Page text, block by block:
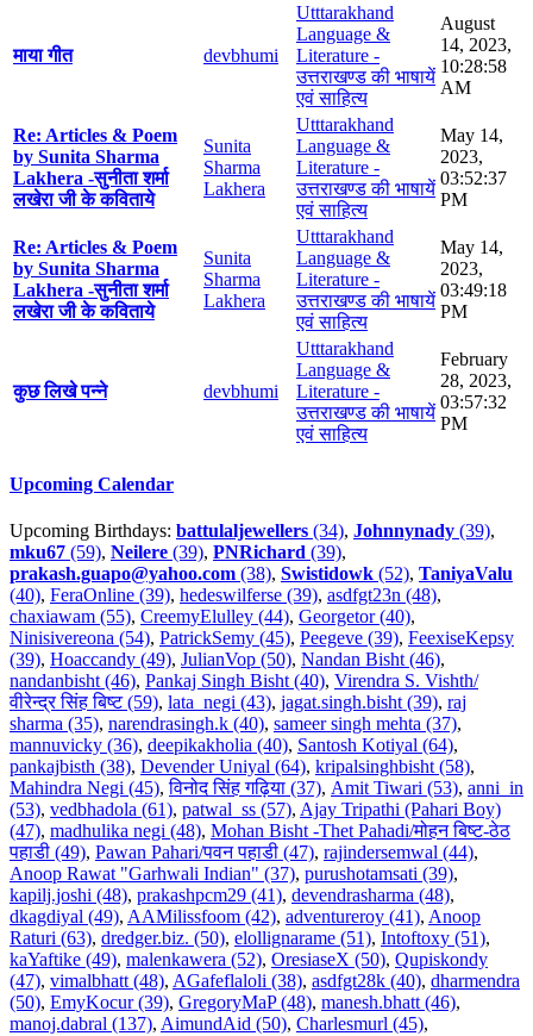
माया गीत devbhumi
Utttarakhand
Language &
Literature -
उत्तराखण्ड की भाषायें
एवं साहित्य
August
14, 2023,
10:28:58
AM
Re: Articles & Poem
by Sunita Sharma
Lakhera -सुनीता शर्मा
लखेरा जी के कविताये
Sunita
Sharma
Lakhera
Utttarakhand
Language &
Literature -
उत्तराखण्ड की भाषायें
एवं साहित्य
May 14,
2023,
03:52:37
PM
Re: Articles & Poem
by Sunita Sharma
Lakhera -सुनीता शर्मा
लखेरा जी के कविताये
Sunita
Sharma
Lakhera
Utttarakhand
Language &
Literature -
उत्तराखण्ड की भाषायें
एवं साहित्य
May 14,
2023,
03:49:18
PM
कुछ लिखे पन्ने devbhumi
Utttarakhand
Language &
Literature -
उत्तराखण्ड की भाषायें
एवं साहित्य
February
28, 2023,
03:57:32
PM
Upcoming Calendar
Upcoming Birthdays: battulaljewellers (34), Johnnynady (39),
mku67 (59), Neilere (39), PNRichard (39),
prakash.guapo@yahoo.com (38), Swistidowk (52), TaniyaValu
(40), FeraOnline (39), hedeswilferse (39), asdfgt23n (48),
chaxiawam (55), CreemyElulley (44), Georgetor (40),
Ninisivereona (54), PatrickSemy (45), Peegeve (39), FeexiseKepsy
(39), Hoaccandy (49), JulianVop (50), Nandan Bisht (46),
nandanbisht (46), Pankaj Singh Bisht (40), Virendra S. Vishth/
वीरेन्द्र सिंह बिष्ट (59), lata_negi (43), jagat.singh.bisht (39), raj
sharma (35), narendrasingh.k (40), sameer singh mehta (37),
mannuvicky (36), deepikakholia (40), Santosh Kotiyal (64),
pankajbisth (38), Devender Uniyal (64), kripalsinghbisht (58),
Mahindra Negi (45),विनोद सिंह गढ़िया (37), Amit Tiwari (53), anni_in
(53), vedbhadola (61), patwal_ss (57), Ajay Tripathi (Pahari Boy)
(47), madhulika negi (48), Mohan Bisht -Thet Pahadi/मोहन बिष्ट-ठेठ
पहाडी (49), Pawan Pahari/पवन पहाडी (47), rajindersemwal (44),
Anoop Rawat "Garhwali Indian" (37), purushotamsati (39),
kapilj.joshi (48), prakashpcm29 (41), devendrasharma (48),
dkagdiyal (49), AAMilissfoom (42), adventureroy (41), Anoop
Raturi (63), dredger.biz. (50), elollignarame (51), Intoftoxy (51),
kaYaftike (49), malenkawera (52), OresiaseX (50), Qupiskondy
(47), vimalbhatt (48), AGafeflaloli (38), asdfgt28k (40), dharmendra
(50), EmyKocur (39), GregoryMaP (48), manesh.bhatt (46),
manoj.dabral (137), AimundAid (50), Charlesmurl (45),